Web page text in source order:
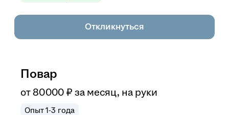
Откликнуться
Повар
от80 000 ₽ за месяц, на руки
Опыт 1-3 года